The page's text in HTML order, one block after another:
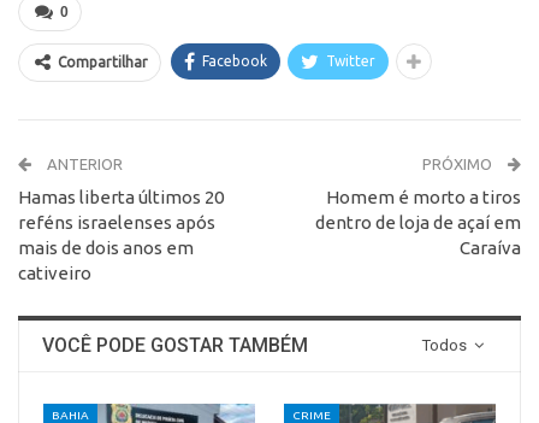
0
Compartilhar Facebook Twitter
ANTERIOR
Hamas liberta últimos 20
reféns israelenses após
mais de dois anos em
cativeiro
PRÓXIMO
Homem é morto a tiros
dentro de loja de açaí em
Caraíva
Todos
VOCÊ PODE GOSTAR TAMBÉM
BAHIA CRIME